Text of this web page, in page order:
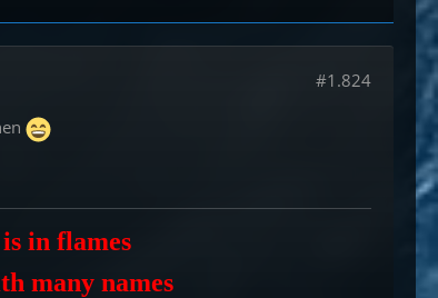
#1.824
in flames
many names